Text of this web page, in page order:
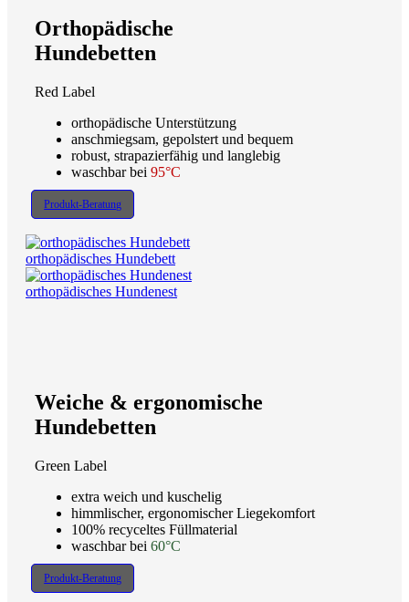
Orthopädische
Hundebetten
Red Label
orthopädische Unterstützung
anschmiegsam, gepolstert und bequem
robust, strapazierfähig und langlebig
waschbar bei 95°C
Produkt-Beratung
orthopädisches Hundebett
orthopädisches Hundenest
Weiche & ergonomische
Hundebetten
Green Label
extra weich und kuschelig
himmlischer, ergonomischer Liegekomfort
100% recyceltes Füllmaterial
waschbar bei 60°C
Produkt-Beratung